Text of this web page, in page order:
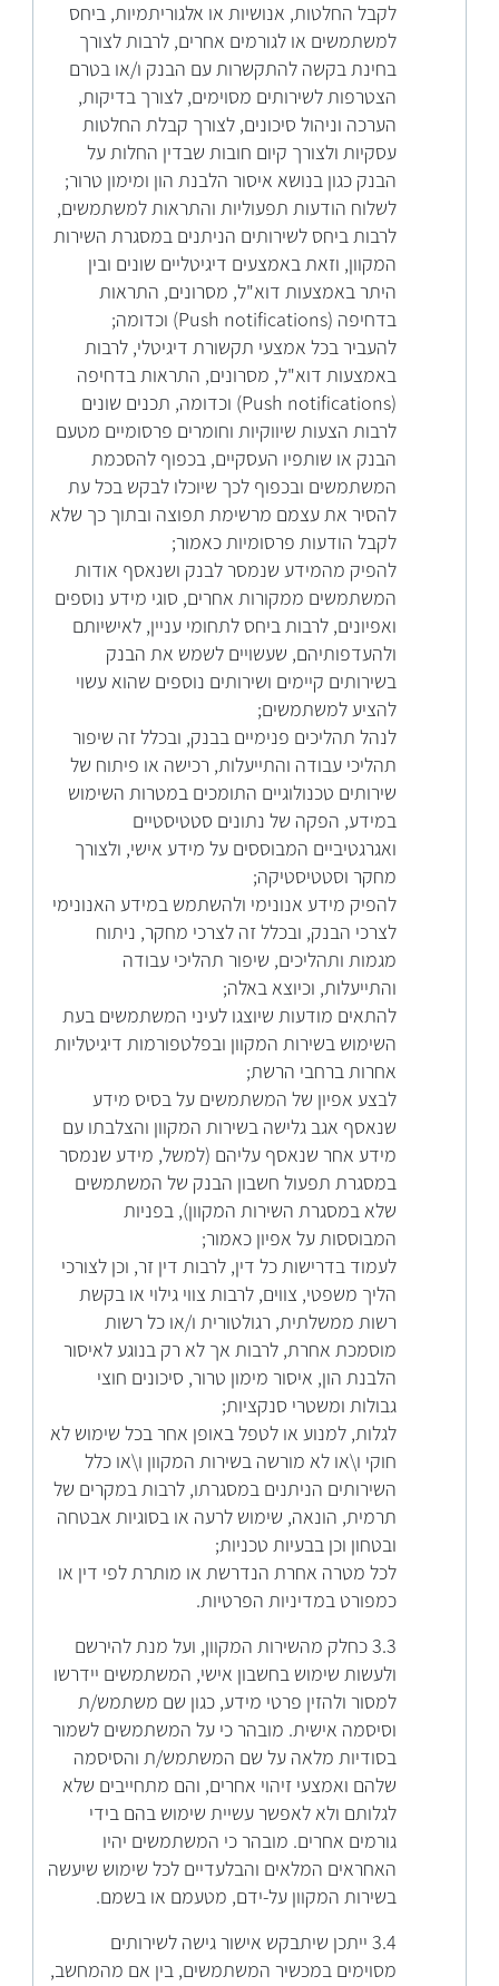
לקבל החלטות, אנושיות או אלגוריתמיות, ביחס
למשתמשים או לגורמים אחרים, לרבות לצורך
בחינת בקשה להתקשרות עם הבנק ו/או בטרם
הצטרפות לשירותים מסוימים, לצורך בדיקות,
הערכה וניהול סיכונים, לצורך קבלת החלטות
עסקיות ולצורך קיום חובות שבדין החלות על
הבנק כגון בנושא איסור הלבנת הון ומימון טרור;
לשלוח הודעות תפעוליות והתראות למשתמשים,
לרבות ביחס לשירותים הניתנים במסגרת השירות
המקוון, וזאת באמצעים דיגיטליים שונים ובין
היתר באמצעות דוא"ל, מסרונים, התראות
בדחיפה (Push notifications) וכדומה;
להעביר בכל אמצעי תקשורת דיגיטלי, לרבות
באמצעות דוא"ל, מסרונים, התראות בדחיפה
(Push notifications) וכדומה, תכנים שונים
לרבות הצעות שיווקיות וחומרים פרסומיים מטעם
הבנק או שותפיו העסקיים, בכפוף להסכמת
המשתמשים ובכפוף לכך שיוכלו לבקש בכל עת
להסיר את עצמם מרשימת תפוצה ובתוך כך שלא
לקבל הודעות פרסומיות כאמור;
להפיק מהמידע שנמסר לבנק ושנאסף אודות
המשתמשים ממקורות אחרים, סוגי מידע נוספים
ואפיונים, לרבות ביחס לתחומי עניין, לאישיותם
ולהעדפותיהם, שעשויים לשמש את הבנק
בשירותים קיימים ושירותים נוספים שהוא עשוי
להציע למשתמשים;
לנהל תהליכים פנימיים בבנק, ובכלל זה שיפור
תהליכי עבודה והתייעלות, רכישה או פיתוח של
שירותים טכנולוגיים התומכים במטרות השימוש
במידע, הפקה של נתונים סטטיסטיים
ואגרגטיביים המבוססים על מידע אישי, ולצורך
מחקר וסטטיסטיקה;
להפיק מידע אנונימי ולהשתמש במידע האנונימי
לצרכי הבנק, ובכלל זה לצרכי מחקר, ניתוח
מגמות ותהליכים, שיפור תהליכי עבודה
והתייעלות, וכיוצא באלה;
להתאים מודעות שיוצגו לעיני המשתמשים בעת
השימוש בשירות המקוון ובפלטפורמות דיגיטליות
אחרות ברחבי הרשת;
לבצע אפיון של המשתמשים על בסיס מידע
שנאסף אגב גלישה בשירות המקוון והצלבתו עם
מידע אחר שנאסף עליהם (למשל, מידע שנמסר
במסגרת תפעול חשבון הבנק של המשתמשים
שלא במסגרת השירות המקוון), בפניות
המבוססות על אפיון כאמור;
לעמוד בדרישות כל דין, לרבות דין זר, וכן לצורכי
הליך משפטי, צווים, לרבות צווי גילוי או בקשת
רשות ממשלתית, רגולטורית ו/או כל רשות
מוסמכת אחרת, לרבות אך לא רק בנוגע לאיסור
הלבנת הון, איסור מימון טרור, סיכונים חוצי
גבולות ומשטרי סנקציות;
לגלות, למנוע או לטפל באופן אחר בכל שימוש לא
חוקי ו\או לא מורשה בשירות המקוון ו\או כלל
השירותים הניתנים במסגרתו, לרבות במקרים של
תרמית, הונאה, שימוש לרעה או בסוגיות אבטחה
ובטחון וכן בבעיות טכניות;
לכל מטרה אחרת הנדרשת או מותרת לפי דין או
כמפורט במדיניות הפרטיות.
3.3 כחלק מהשירות המקוון, ועל מנת להירשם
ולעשות שימוש בחשבון אישי, המשתמשים יידרשו
למסור ולהזין פרטי מידע, כגון שם משתמש/ת
וסיסמה אישית. מובהר כי על המשתמשים לשמור
בסודיות מלאה על שם המשתמש/ת והסיסמה
שלהם ואמצעי זיהוי אחרים, והם מתחייבים שלא
לגלותם ולא לאפשר עשיית שימוש בהם בידי
גורמים אחרים. מובהר כי המשתמשים יהיו
האחראים המלאים והבלעדיים לכל שימוש שיעשה
בשירות המקוון על-ידם, מטעמם או בשמם.
3.4 ייתכן שיתבקש אישור גישה לשירותים
מסוימים במכשיר המשתמשים, בין אם מהמחשב,